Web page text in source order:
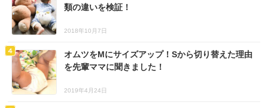
類の違いを検証！
2018年10月7日
オムツをMにサイズアップ！Sから切り替えた理由
を先輩ママに聞きました！
2019年4月24日